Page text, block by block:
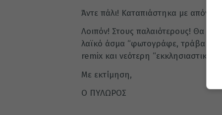
Άντε πάλι! Καταπιάστηκα με
Λοιπόν! Στους παλαιότερους! Θα
λαϊκό άσμα “φωτογράφε, τράβα
remix και νεότερη “εκκλησιαστική”
Με εκτίμηση,
Ο ΠΥΛΩΡΟΣ